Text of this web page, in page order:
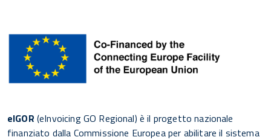
eIGOR (eInvoicing GO Regional) è il progetto nazionale
finanziato dalla Commissione Europea per abilitare il sistema